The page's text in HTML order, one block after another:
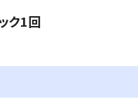
ク1回